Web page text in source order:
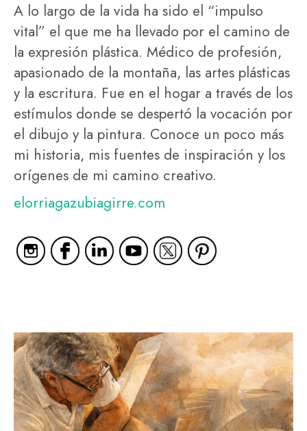
A lo largo de la vida ha sido el “impulso
vital” el que me ha llevado por el camino de
la expresión plástica. Médico de profesión,
apasionado de la montaña, las artes plásticas
y la escritura. Fue en el hogar a través de los
estímulos donde se despertó la vocación por
el dibujo y la pintura. Conoce un poco más
mi historia, mis fuentes de inspiración y los
orígenes de mi camino creativo.
elorriagazubiagirre.com